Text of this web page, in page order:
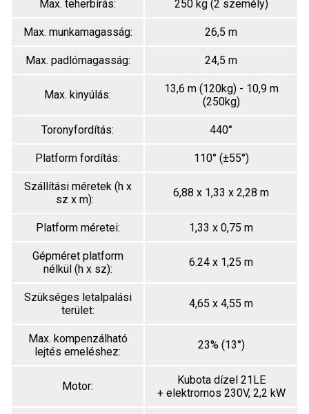
Max. teherbírás: 250 kg (2 személy)
Max. munkamagasság: 26,5 m
Max. padlómagasság: 24,5 m
Max. kinyúlás:
13,6 m (120kg) - 10,9 m
(250kg)
Toronyfordítás: 440°
Platform fordítás: 110° (±55°)
Szállítási méretek (h x
sz x m):
6,88 x 1,33 x 2,28 m
Platform méretei: 1,33 x 0,75 m
Gépméret platform
nélkül (h x sz):
6.24 x 1,25 m
Szükséges letalpalási
terület:
4,65 x 4,55 m
Max. kompenzálható
lejtés emeléshez:
23% (13°)
Motor:
Kubota dízel 21LE
+ elektromos 230V, 2,2 kW